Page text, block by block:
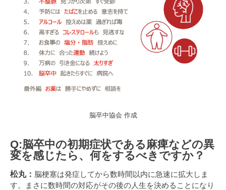
脳卒中協会 作成
Q:脳卒中の初期症状である麻痺などの異
変を感じたら、何をするべきですか？
松丸： 脳梗塞は発症してから数時間以内に急速に拡大しま
す。まさに数時間の対応がその後の人生を決めることになり